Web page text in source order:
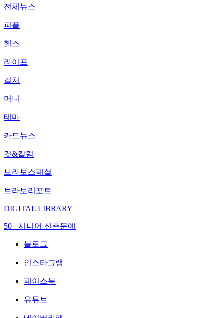
전체뉴스
피플
헬스
라이프
컬처
머니
테마
카드뉴스
컷&칼럼
브라보스페셜
브라보리포트
DIGITAL LIBRARY
50+ 시니어 신춘문예
블로그
인스타그램
페이스북
유튜브